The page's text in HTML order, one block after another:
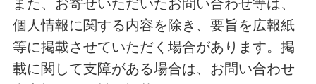
また、お寄せいただいたお問い合わせ等は、
個人情報に関する内容を除き、要旨を広報紙
等に掲載させていただく場合があります。掲
載に関して支障がある場合は、お問い合わせ